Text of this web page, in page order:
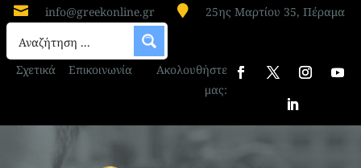
 info@greekonline.gr  25ης Μαρτίου 35, Πέραμα
Σχετικά Επικοινωνία
Ακολουθήστε
μας: